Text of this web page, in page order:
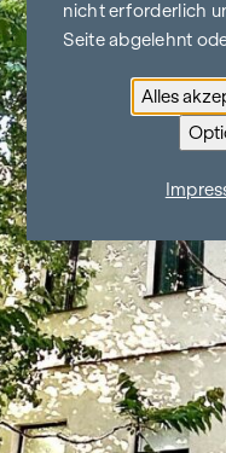
nicht erforderlich
Seite abgelehnt
Alles